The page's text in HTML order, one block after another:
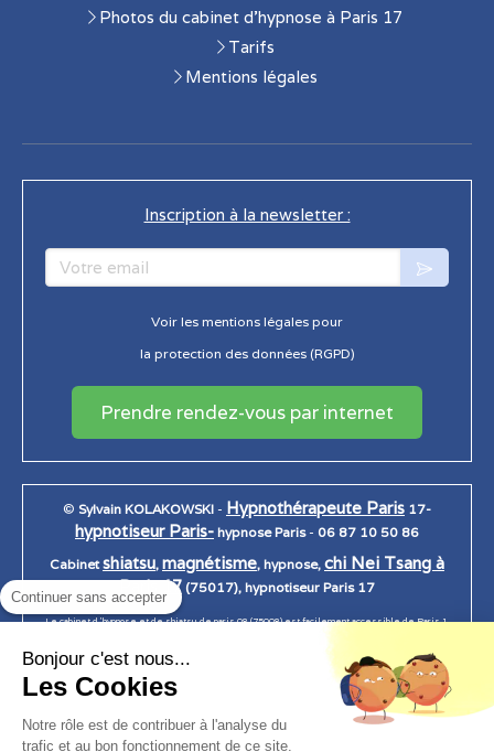
Photos du cabinet d'hypnose à Paris 17
Tarifs
Mentions légales
Inscription à la newsletter :
Votre email
Voir les mentions légales pour
la protection des données (RGPD)
Prendre rendez-vous par internet
© Sylvain KOLAKOWSKI - Hypnothérapeute Paris 17-
hypnotiseur Paris- hypnose Paris- 06 87 10 50 86
Cabinetshiatsu, magnétisme, hypnose, chi Nei Tsang à
Paris 17 (75017), hypnotiseur Paris 17
Le cabinet d 'hypnose et de shiatsu de paris 08 (75008) est facilement accessible de Paris 1,
12, Paris 13, Paris 14, Paris 15, Paris 16, Paris 17, Paris 18, Paris 19, Paris 20.
Continuer sans accepter
Bonjour c'est nous...
Les Cookies
Notre rôle est de contribuer à l'analyse du
trafic et au bon fonctionnement de ce site.